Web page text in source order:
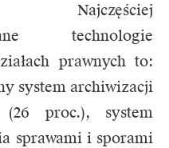
Najczęściej
technologie
prawnych to:
system archiwizacji
(26 proc.), system
sprawami i sporami